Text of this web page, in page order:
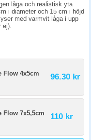
låga och realistisk yta
i diameter och 15 cm i höjd
med varmvit låga i upp
ej).
Flow 4x5cm
96.30 kr
Flow 7x5,5cm
110 kr